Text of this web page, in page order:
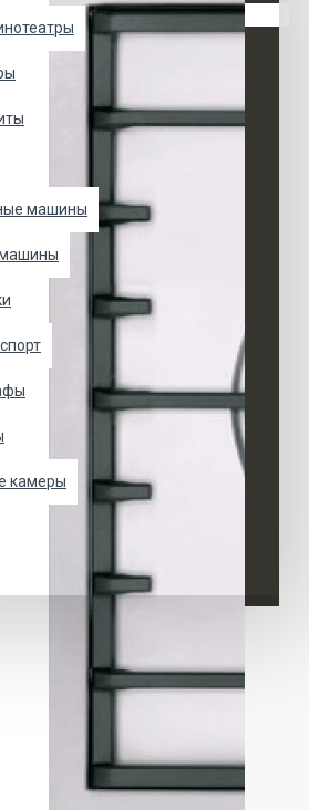
машины
камеры